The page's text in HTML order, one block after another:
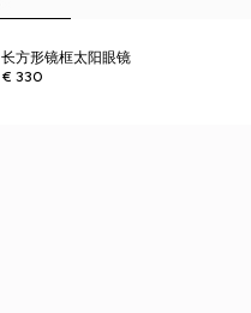
长方形镜框太阳眼镜
€ 330